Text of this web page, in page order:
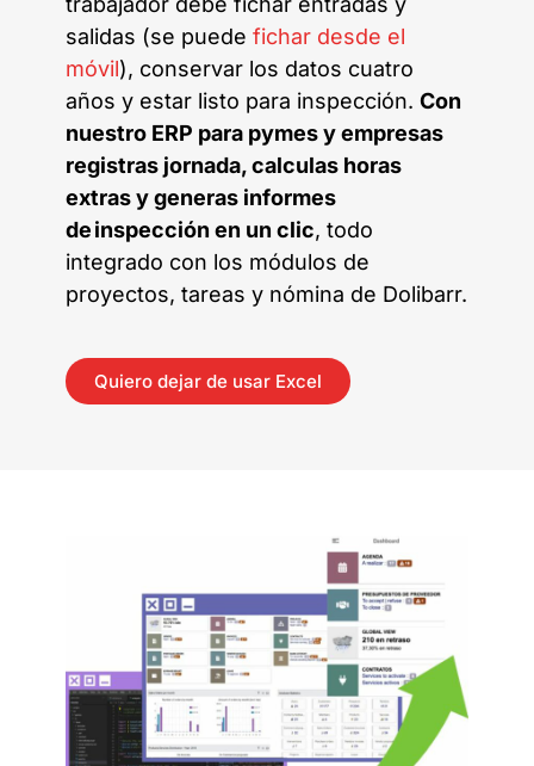
salidas (se puede fichar desde el
móvil), conservar los datos cuatro
años y estar listo para inspección. Con
nuestro ERP para pymes y empresas
registras jornada, calculas horas
extras y generas informes
de inspección en un clic, todo
integrado con los módulos de
proyectos, tareas y nómina de Dolibarr.
Quiero dejar de usar Excel